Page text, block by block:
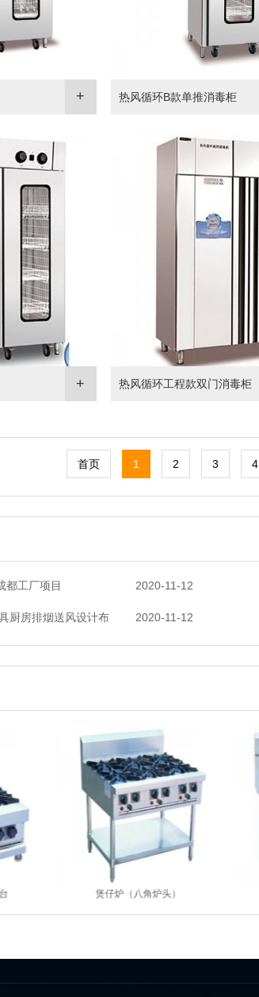
热风循环B款单推消毒柜
热风循环工程款双门消毒柜
首页 1 2 3 4
都工厂项目 2020-11-12
厨房排烟送风设计布 2020-11-12
煲仔炉（八角炉头）